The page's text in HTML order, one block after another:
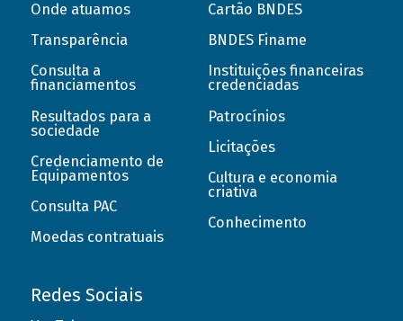
Onde atuamos
Transparência
Consulta a
financiamentos
Resultados para a
sociedade
Credenciamento de
Equipamentos
Consulta PAC
Moedas contratuais
Cartão BNDES
BNDES Finame
Instituições financeiras
credenciadas
Patrocínios
Licitações
Cultura e economia
criativa
Conhecimento
Redes Sociais